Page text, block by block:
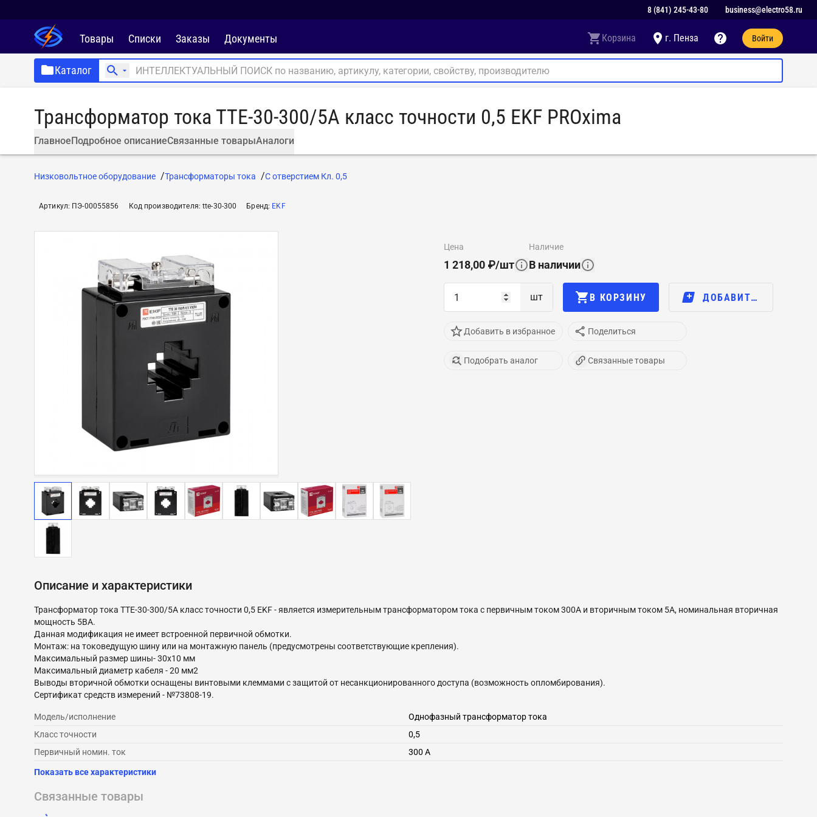
8 (841) 245-43-80 business@electro58.ru
Товары Списки Заказы Документы Корзина г. Пенза Войти
Каталог
Трансформатор тока ТТЕ-30-300/5А класс точности 0,5 EKF PROxima
ГлавноеПодробное описаниеСвязанные товарыАналоги
Низковольтное оборудование Трансформаторы тока С отверстием Кл. 0,5
Артикул: ПЭ-00055856 Код производителя:tte-30-300 Бренд: EKF
цена
1 218,00 ₽/шт
наличие
В наличии
шт В КОРЗИНУ ДОБАВИТЬ В…
Добавить в избранное Поделиться
Подобрать аналог Связанные товары
Описание и характеристики
Трансформатор тока ТТЕ-30-300/5А класс точности 0,5 EKF - является измерительным трансформатором тока с первичным током 300А и вторичным током 5А, номинальная вторичная
мощность 5ВА.
Данная модификация не имеет встроенной первичной обмотки.
Монтаж: на токоведущую шину или на монтажную панель (предусмотрены соответствующие крепления).
Максимальный размер шины- 30х10 мм
Максимальный диаметр кабеля - 20 мм2
Выводы вторичной обмотки оснащены винтовыми клеммами с защитой от несанкционированного доступа (возможность опломбирования).
Сертификат средств измерений - №73808-19.
Модель/исполнение
Однофазный трансформатор тока
Класс точности
0,5
Первичный номин. ток
300 А
Показать все характеристики
Связанные товары